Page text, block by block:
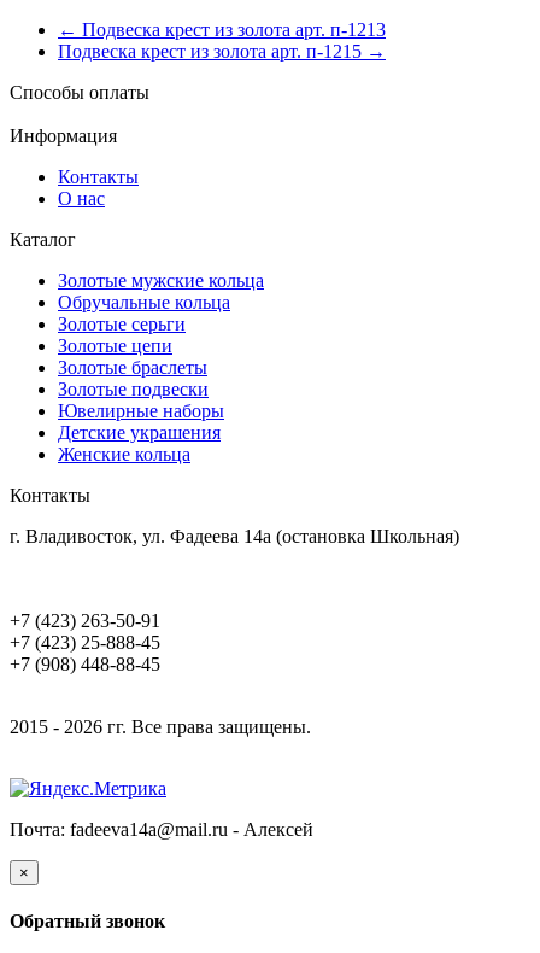
← Подвеска крест из золота арт. п-1213
Подвеска крест из золота арт. п-1215 →
Способы оплаты
Информация
Контакты
О нас
Каталог
Золотые мужские кольца
Обручальные кольца
Золотые серьги
Золотые цепи
Золотые браслеты
Золотые подвески
Ювелирные наборы
Детские украшения
Женские кольца
Контакты
г. Владивосток, ул. Фадеева 14а (остановка Школьная)
+7 (423) 263-50-91
+7 (423) 25-888-45
+7 (908) 448-88-45
2015 - 2026 гг. Все права защищены.
Почта: fadeeva14a@mail.ru - Алексей
×
Обратный звонок